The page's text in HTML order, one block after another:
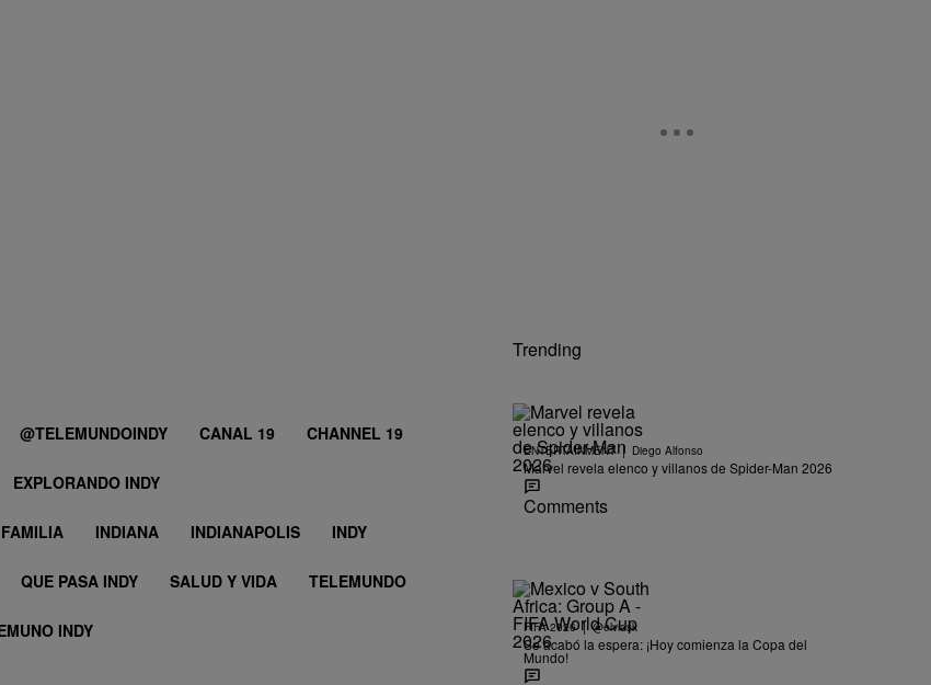
@TELEMUNDOINDY CANAL 19 CHANNEL 19
EXPLORANDO INDY
FAMILIA INDIANA INDIANAPOLIS INDY
QUE PASA INDY SALUD Y VIDA TELEMUNDO
INDY
Trending
ENTERTAINMENT | Diego Alfonso
Marvel revela elenco y villanos de Spider-Man 2026
Comments
FIFA 2026 | @elviask
Se acabó la espera: ¡Hoy comienza la Copa del
Mundo!